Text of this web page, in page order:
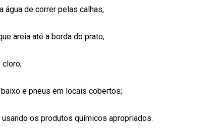
água de correr pelas calhas;
areia até a borda do prato;
cloro;
e pneus em locais cobertos;
os produtos químicos apropriados.